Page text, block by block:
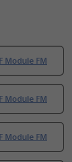
Module FM
Module FM
Module FM